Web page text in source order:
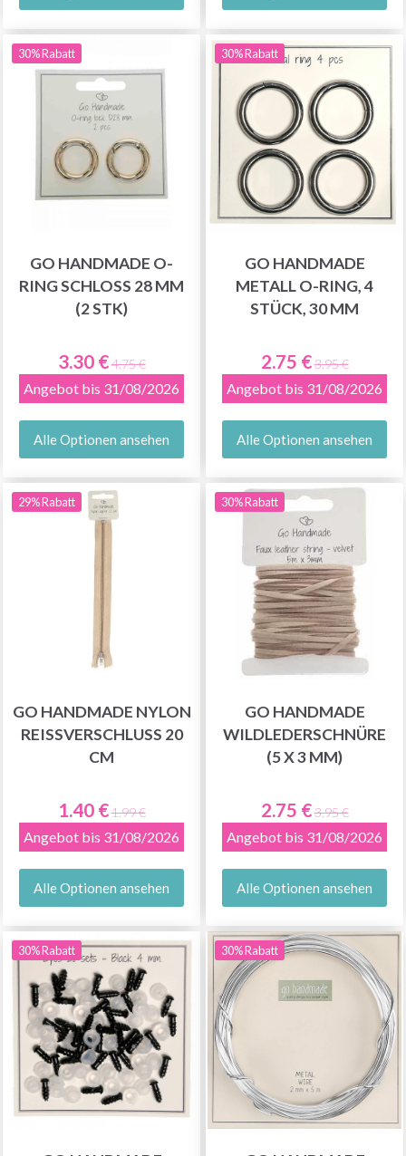
30% Rabatt
GO HANDMADE O-
RING SCHLOSS 28 MM
(2 STK)
3.30 €4.75 €
Angebot bis 31/08/2026
Alle Optionen ansehen
30% Rabatt
GO HANDMADE
METALL O-RING, 4
STÜCK, 30 MM
2.75 €3.95 €
Angebot bis 31/08/2026
Alle Optionen ansehen
29% Rabatt
GO HANDMADE NYLON
REISSVERSCHLUSS 20 C
M
1.40 €1.99 €
Angebot bis 31/08/2026
Alle Optionen ansehen
30% Rabatt
GO HANDMADE
WILDLEDERSCHNÜRE
(5 X 3 MM)
2.75 €3.95 €
Angebot bis 31/08/2026
Alle Optionen ansehen
30% Rabatt 30% Rabatt